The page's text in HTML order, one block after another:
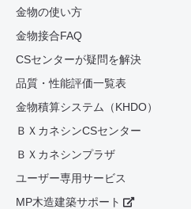
金物の使い方
金物接合FAQ
CSセンターが疑問を解決
品質・性能評価一覧表
金物積算システム（KHDO）
ＢＸカネシンCSセンター
ＢＸカネシンプラザ
ユーザー専用サービス
MP木造建築サポート